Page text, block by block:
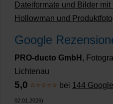
Dateiformate und Bilder
Hollowman und
Google
PRO-ducto GmbH ,
Lichtenau
5,0 ⭐⭐⭐⭐⭐ bei 144
02.01.2026)